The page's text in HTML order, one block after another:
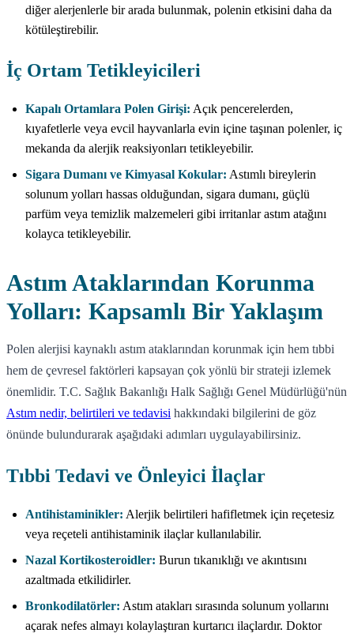
diğer alerjenlerle bir arada bulunmak, polenin etkisini daha da
kötüleştirebilir.
İç Ortam Tetikleyicileri
Kapalı Ortamlara Polen Girişi: Açık pencerelerden,
kıyafetlerle veya evcil hayvanlarla evin içine taşınan polenler, iç
mekanda da alerjik reaksiyonları tetikleyebilir.
Sigara Dumanı ve Kimyasal Kokular: Astımlı bireylerin
solunum yolları hassas olduğundan, sigara dumanı, güçlü
parfüm veya temizlik malzemeleri gibi irritanlar astım atağını
kolayca tetikleyebilir.
Astım Ataklarından Korunma
Yolları: Kapsamlı Bir Yaklaşım
Polen alerjisi kaynaklı astım ataklarından korunmak için hem tıbbi
hem de çevresel faktörleri kapsayan çok yönlü bir strateji izlemek
önemlidir. T.C. Sağlık Bakanlığı Halk Sağlığı Genel Müdürlüğü'nün
Astım nedir, belirtileri ve tedavisi hakkındaki bilgilerini de göz
önünde bulundurarak aşağıdaki adımları uygulayabilirsiniz.
Tıbbi Tedavi ve Önleyici İlaçlar
Antihistaminikler: Alerjik belirtileri hafifletmek için reçetesiz
veya reçeteli antihistaminik ilaçlar kullanılabilir.
Nazal Kortikosteroidler: Burun tıkanıklığı ve akıntısını
azaltmada etkilidirler.
Bronkodilatörler: Astım atakları sırasında solunum yollarını
açarak nefes almayı kolaylaştıran kurtarıcı ilaçlardır. Doktor